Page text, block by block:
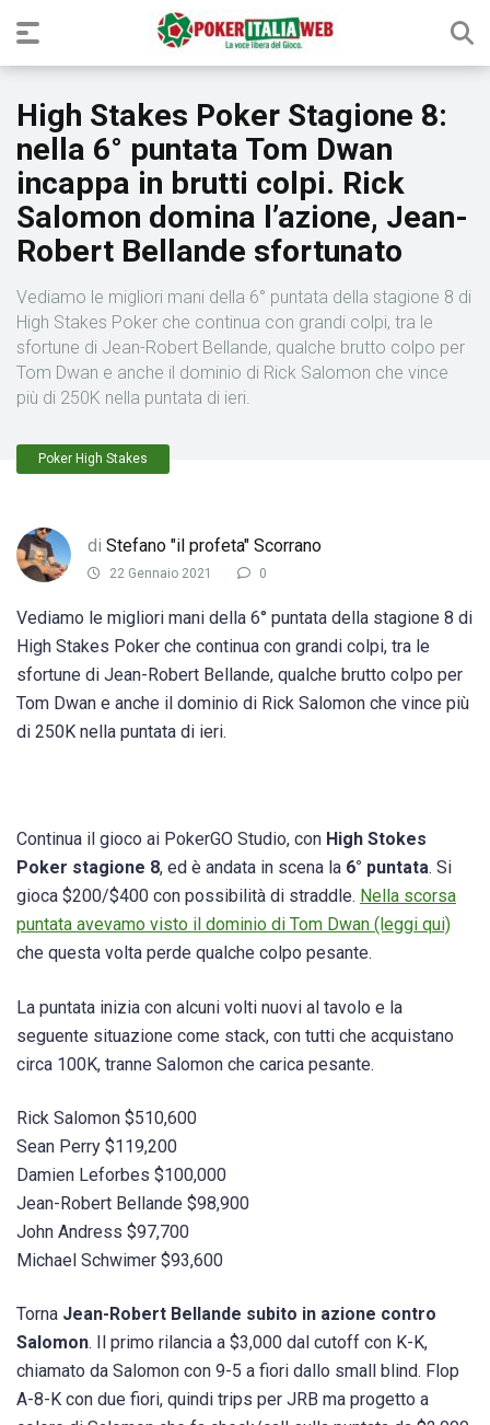
High Stakes Poker Stagione 8:
nella 6° puntata Tom Dwan
incappa in brutti colpi. Rick
Salomon domina l’azione, Jean-
Robert Bellande sfortunato
Vediamo le migliori mani della 6° puntata della stagione 8 di
High Stakes Poker che continua con grandi colpi, tra le
sfortune di Jean-Robert Bellande, qualche brutto colpo per
Tom Dwan e anche il dominio di Rick Salomon che vince
più di 250K nella puntata di ieri.
Poker High Stakes
di Stefano "il profeta" Scorrano
22 Gennaio 2021 0
Vediamo le migliori mani della 6° puntata della stagione 8 di
High Stakes Poker che continua con grandi colpi, tra le
sfortune di Jean-Robert Bellande, qualche brutto colpo per
Tom Dwan e anche il dominio di Rick Salomon che vince più
di 250K nella puntata di ieri.
Continua il gioco ai PokerGO Studio, con High Stokes
Poker stagione 8, ed è andata in scena la 6° puntata. Si
gioca $200/$400 con possibilità di straddle. Nella scorsa
puntata avevamo visto il dominio di Tom Dwan (leggi qui)
che questa volta perde qualche colpo pesante.
La puntata inizia con alcuni volti nuovi al tavolo e la
seguente situazione come stack, con tutti che acquistano
circa 100K, tranne Salomon che carica pesante.
Rick Salomon $510,600
Sean Perry $119,200
Damien Leforbes $100,000
Jean-Robert Bellande $98,900
John Andress $97,700
Michael Schwimer $93,600
Torna Jean-Robert Bellande subito in azione contro
Salomon. Il primo rilancia a $3,000 dal cutoff con K-K,
chiamato da Salomon con 9-5 a fiori dallo small blind. Flop
A-8-K con due fiori, quindi trips per JRB ma progetto a